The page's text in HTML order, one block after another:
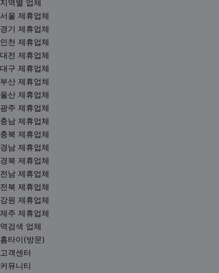
지역별 업체
서울 제휴업체
경기 제휴업체
인천 제휴업체
대전 제휴업체
대구 제휴업체
부산 제휴업체
울산 제휴업체
광주 제휴업체
충남 제휴업체
충북 제휴업체
경남 제휴업체
경북 제휴업체
전남 제휴업체
전북 제휴업체
강원 제휴업체
제주 제휴업체
역검색 업체
홈타이(방문)
고객센터
커뮤니티